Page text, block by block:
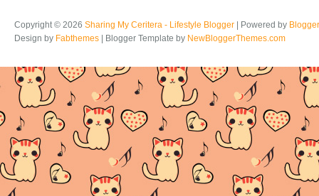
Copyright © 2026 Sharing My Ceritera - Lifestyle Blogger | Powered by Blogger
Design by Fabthemes | Blogger Template by NewBloggerThemes.com